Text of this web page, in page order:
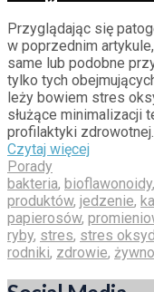
Przyglądając się
w poprzednim
same lub podobne
tylko tych
leży bowiem stres
służące minimalizacji
profilaktyki
Czytaj więcej
Porady
bakteria, bioflawonoidy,
produktów, jedzenie,
papierosów,
ryby, stres, stres
rodniki, zdrowie,